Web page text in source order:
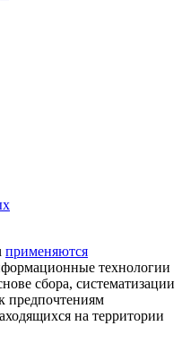
применяются
технологии
сбора, систематизации
предпочтениям
на территории